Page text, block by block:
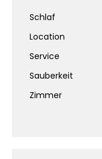
Schlaf
Location
Service
Sauberkeit
Zimmer